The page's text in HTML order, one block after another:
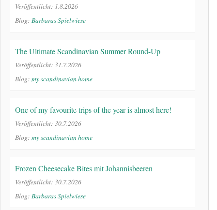
Veröffentlicht: 1.8.2026
Blog: Barbaras Spielwiese
The Ultimate Scandinavian Summer Round-Up
Veröffentlicht: 31.7.2026
Blog: my scandinavian home
One of my favourite trips of the year is almost here!
Veröffentlicht: 30.7.2026
Blog: my scandinavian home
Frozen Cheesecake Bites mit Johannisbeeren
Veröffentlicht: 30.7.2026
Blog: Barbaras Spielwiese